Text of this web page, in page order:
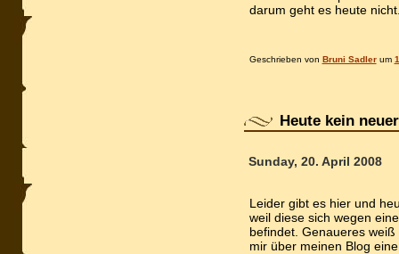
darum geht es heute
Geschrieben von Bruni Sadlerum
Heute kein
Sunday, 20. April 2008
Leider gibt es hier und
weil diese sich wegen
befindet. Genaueres
mir über meinen Blog